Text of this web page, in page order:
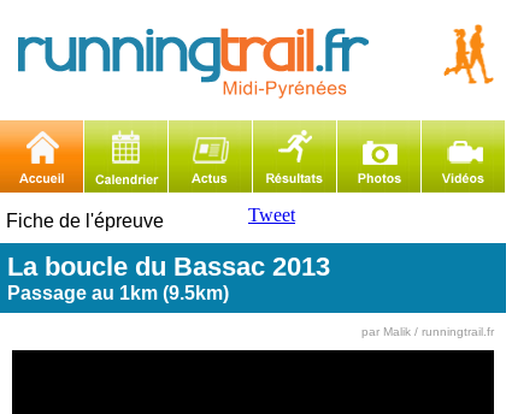
Fiche de l'épreuve Tweet
La boucle du Bassac 2013
Passage au 1km (9.5km)
par Malik / runningtrail.fr